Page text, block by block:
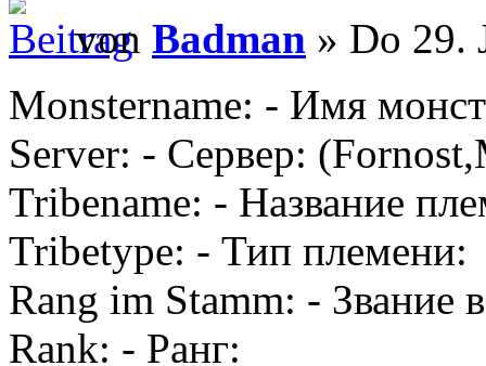
von Badman » Do 29.
Monstername: - Имя
Server: - Сервер:
Tribename: - Название
Tribetype: - Тип племени:
Rang im Stamm: - Звание
Rank: - Ранг: